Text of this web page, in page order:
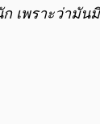
ก เพราะว่ามั